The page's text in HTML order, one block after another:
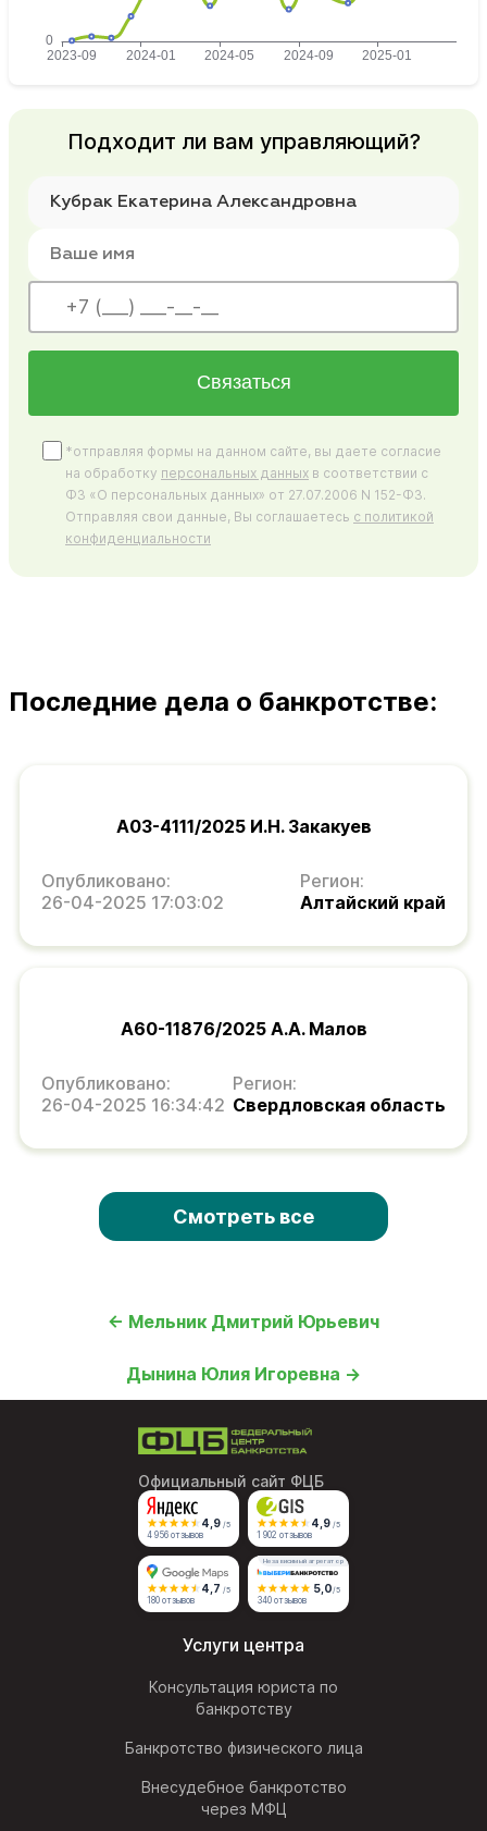
Подходит ли вам управляющий?
Связаться
*отправляя формы на данном сайте, вы даете согласие
на обработку персональных данных в соответствии с
ФЗ «О персональных данных» от 27.07.2006 N 152-ФЗ.
Отправляя свои данные, Вы соглашаетесь с политикой
конфиденциальности
Последние дела о банкротстве:
А03-4111/2025 И.Н. Закакуев
Опубликовано:
26-04-2025 17:03:02
Регион:
Алтайский край
А60-11876/2025 А.А. Малов
Опубликовано:
26-04-2025 16:34:42
Регион:
Свердловская область
Смотреть все
← Мельник Дмитрий Юрьевич
Дынина Юлия Игоревна →
Официальный сайт ФЦБ
4,9 /5
4 956 отзывов
4,9 /5
1 902 отзывов
4,7 /5
180 отзывов
Независимый агрегатор
5,0/5
340 отзывов
Услуги центра
Консультация юриста по
банкротству
Банкротство физического лица
Внесудебное банкротство
через МФЦ